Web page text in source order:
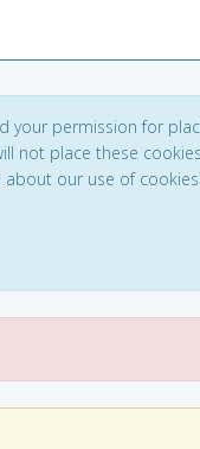
your permission for
not place these
our use of